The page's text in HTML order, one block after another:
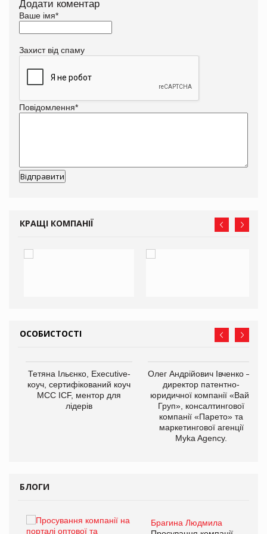
Додати коментар
Ваше імя*
Захист від спаму
Повідомлення*
КРАЩІ КОМПАНІЇ
ОСОБИСТОСТІ
Тетяна Ільєнко, Executive-
коуч, сертифікований коуч
МСС ICF, ментор для
лідерів
Олег Андрійович Івченко —
директор патентно-
юридичної компанії «Вайз
Груп», консалтингової
компанії «Парето» та
маркетингової агенції
Myka Agency.
БЛОГИ
Брагина Людмила